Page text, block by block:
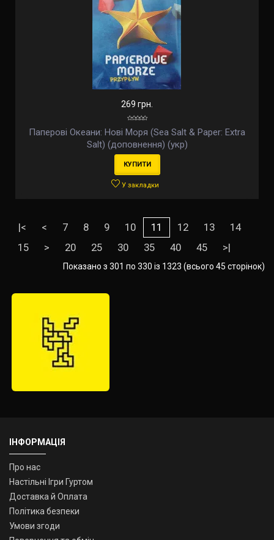
269 грн.
Паперові Океани: Нові Моря (Sea Salt & Paper: Extra
Salt) (доповнення) (укр)
КУПИТИ
У закладки
|< < 7 8 9 10 11 12 13
14
15
> 20 25 30 35 40 45 >|
Показано з 301 по 330 із 1323 (всього 45 сторінок)
ІНФОРМАЦІЯ
Про нас
Настільні Ігри Гуртом
Доставка й Оплата
Політика безпеки
Умови згоди